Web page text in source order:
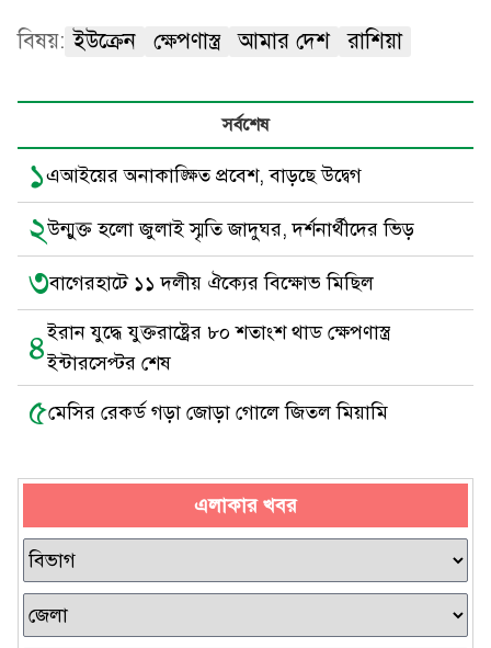
বিষয়: ইউক্রেন ক্ষেপণাস্ত্র আমার দেশ রাশিয়া
সর্বশেষ
১এআইয়ের অনাকাঙ্ক্ষিত প্রবেশ, বাড়ছে উদ্বেগ
২উন্মুক্ত হলো জুলাই স্মৃতি জাদুঘর, দর্শনার্থীদের ভিড়
৩বাগেরহাটে ১১ দলীয় ঐক্যের বিক্ষোভ মিছিল
৪ইরান যুদ্ধে যুক্তরাষ্ট্রের ৮০ শতাংশ থাড ক্ষেপণাস্ত্র
ইন্টারসেপ্টর শেষ
৫মেসির রেকর্ড গড়া জোড়া গোলে জিতল মিয়ামি
এলাকার খবর